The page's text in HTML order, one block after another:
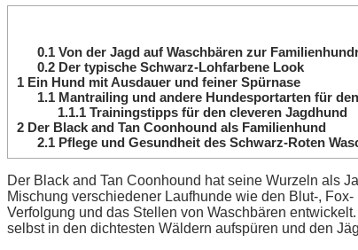
0.1Von der Jagd auf Waschbären zur
0.2Der typische Schwarz-Lohfarbene Look
1 Ein Hund mit Ausdauer und feiner Spürnase
1.1Mantrailing und andere Hundesportarten für
1.1.1Trainingstipps für den cleveren Jagdhund
2 Der Black and Tan Coonhound als Familienhund
2.1Pflege und Gesundheit des Schwarz-Roten
Der Black and Tan Coonhound hat seine Wurzeln als
Mischung verschiedener Laufhunde wie den Blut-,
Verfolgung und das Stellen von Waschbären
selbst in den dichtesten Wäldern aufspüren und den